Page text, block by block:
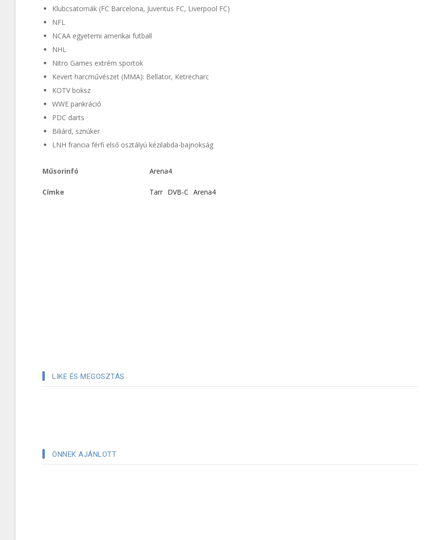
Klubcsatornák (FC Barcelona, Juventus FC, Liverpool FC)
NFL
NCAA egyetemi amerikai futball
NHL
Nitro Games extrém sportok
Kevert harcművészet (MMA): Bellator, Ketrecharc
KOTV boksz
WWE pankráció
PDC darts
Biliárd, sznúker
LNH francia férfi első osztályú kézilabda-bajnokság
Műsorinfó Arena4
Címke Tarr DVB-C Arena4
LIKE ÉS MEGOSZTÁS
ÖNNEK AJÁNLOTT